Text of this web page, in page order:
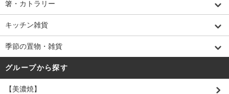
箸・カトラリー
キッチン雑貨
季節の置物・雑貨
グループから探す
【美濃焼】